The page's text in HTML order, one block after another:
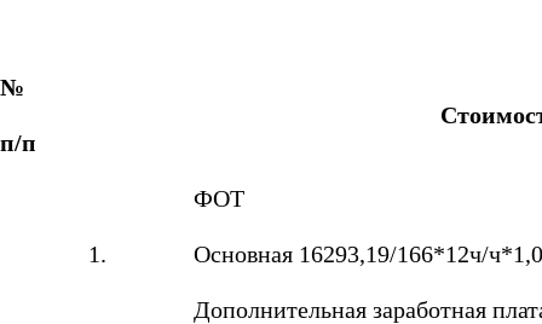
№
п/п
1.
ФОТ
Основная 16293,19/166*12ч/
Дополнительная заработная